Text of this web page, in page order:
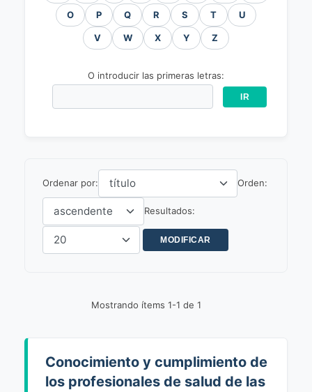
O P Q R S T U
V W X Y Z
O introducir las primeras letras:
Ordenar por: Orden:
Resultados:
Mostrando ítems 1-1 de 1
Conocimiento y cumplimiento de
los profesionales de salud de las